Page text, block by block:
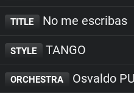
TITLE No me escribas
STYLE TANGO
ORCHESTRA Osvaldo